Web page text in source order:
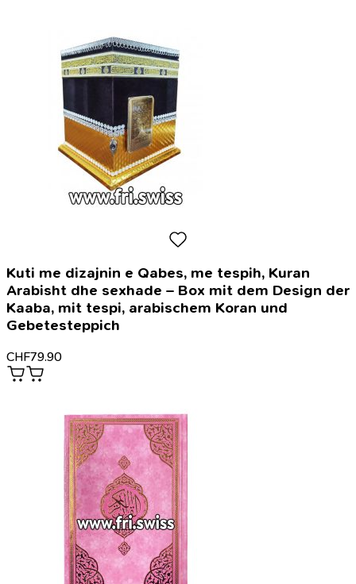
Kuti me dizajnin e Qabes, me tespih, Kuran
Arabisht dhe sexhade – Box mit dem Design der
Kaaba, mit tespi, arabischem Koran und
Gebetesteppich
CHF79.90